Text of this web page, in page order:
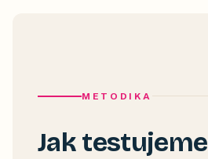
METODIKA
Jak testujeme